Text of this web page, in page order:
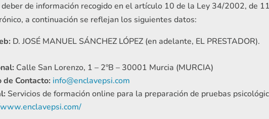
de información recogido en el artículo 10 de la Ley 34/2002, de
a continuación se reflejan los siguientes datos:
D. JOSÉ MANUEL SÁNCHEZ LÓPEZ (en adelante, EL PRESTADOR).
Calle San Lorenzo, 1 – 2ºB – 30001 Murcia (MURCIA)
de Contacto: info@enclavepsi.com
Servicios de formación online para la preparación de pruebas